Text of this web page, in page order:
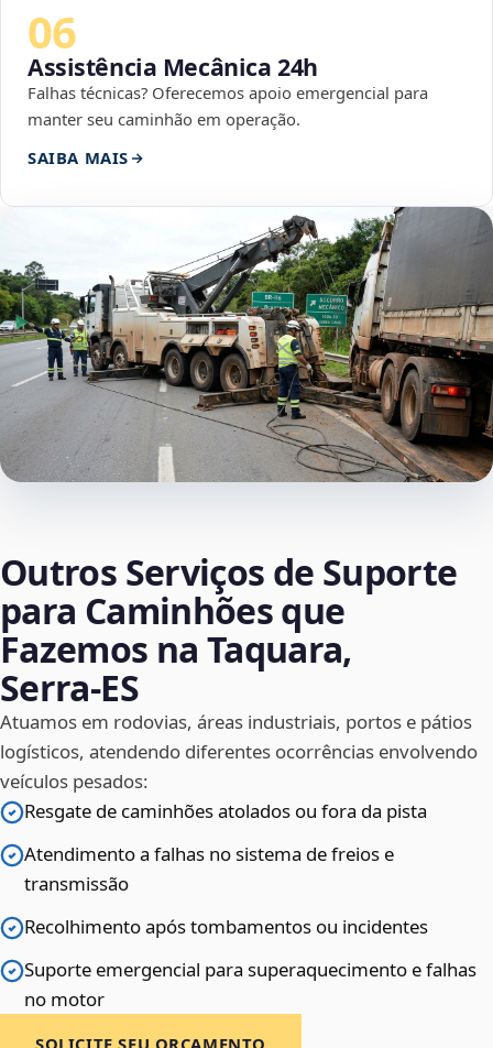
06
Assistência Mecânica 24h
Falhas técnicas? Oferecemos apoio emergencial para
manter seu caminhão em operação.
SAIBA MAIS
Outros Serviços de Suporte
para Caminhões que
Fazemos na Taquara,
Serra‑ES
Atuamos em rodovias, áreas industriais, portos e pátios
logísticos, atendendo diferentes ocorrências envolvendo
veículos pesados:
Resgate de caminhões atolados ou fora da pista
Atendimento a falhas no sistema de freios e
transmissão
Recolhimento após tombamentos ou incidentes
Suporte emergencial para superaquecimento e falhas
no motor